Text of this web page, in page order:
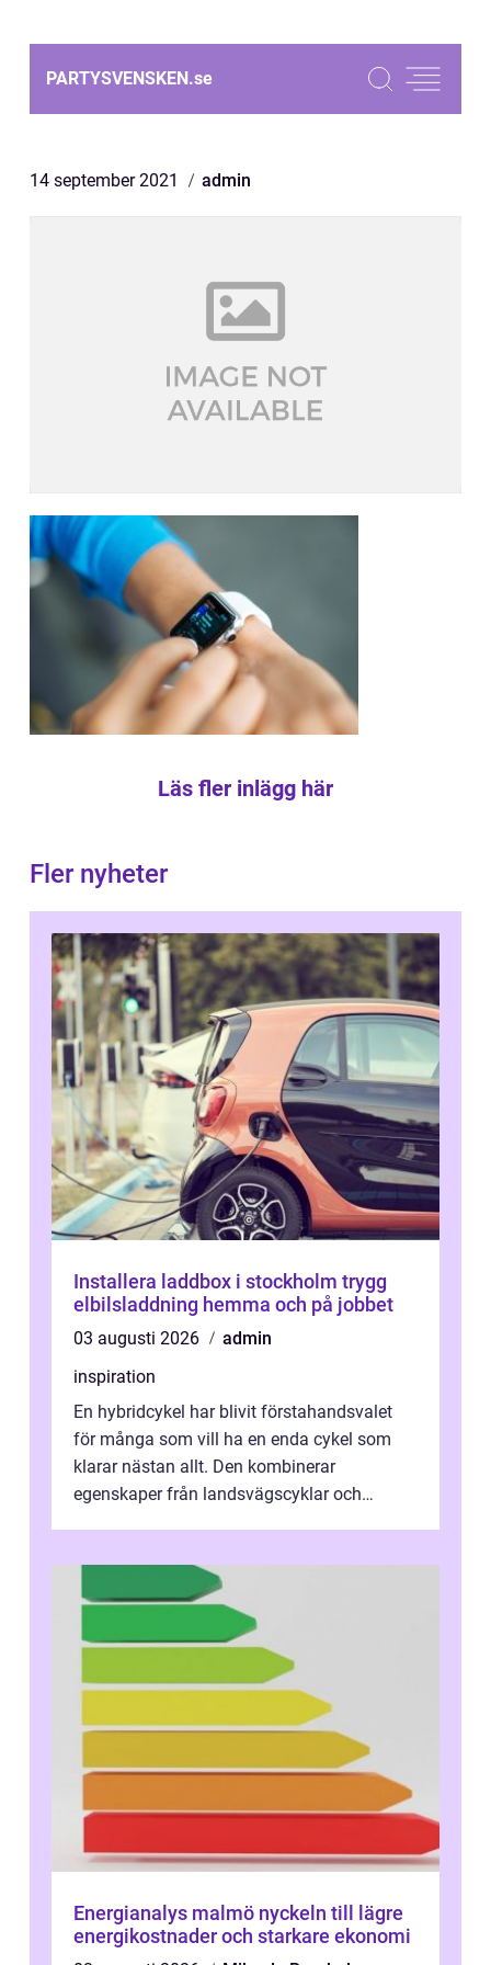
PARTYSVENSKEN.se
14 september 2021 admin
Läs fler inlägg här
Fler nyheter
Installera laddbox i stockholm trygg
elbilsladdning hemma och på jobbet
03 augusti 2026
admin
inspiration
En hybridcykel har blivit förstahandsvalet
för många som vill ha en enda cykel som
klarar nästan allt. Den kombinerar
egenskaper från landsvägscyklar och
Energianalys malmö nyckeln till lägre
energikostnader och starkare ekonomi